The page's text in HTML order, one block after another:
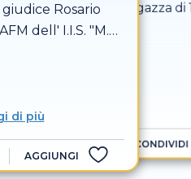
Rosario
dell' I.I.S. "M.
di più
AGGIUNGI
ragazza
CONDIVIDI